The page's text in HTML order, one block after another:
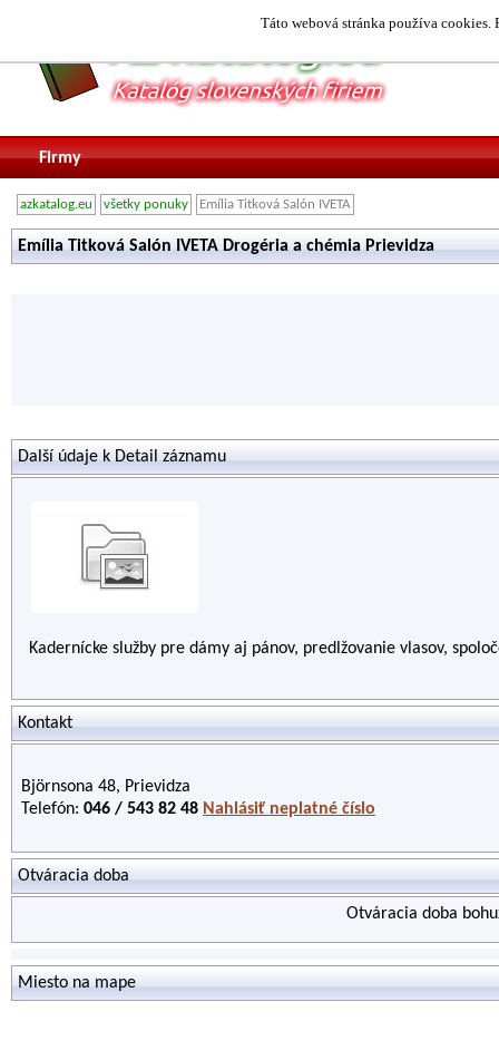
Táto webová stránka používa
Firmy
azkatalog.eu všetky ponuky Emília Titková Salón IVETA
Emília Titková Salón IVETA Drogéria a chémia Prievidza
Další údaje k Detail záznamu
Kadernícke služby pre dámy aj pánov, predlžovanie vlasov,
Kontakt
Björnsona 48, Prievidza
Telefón: 046 / 543 82 48 Nahlásiť neplatné číslo
Otváracia doba
Otváracia doba
Miesto na mape